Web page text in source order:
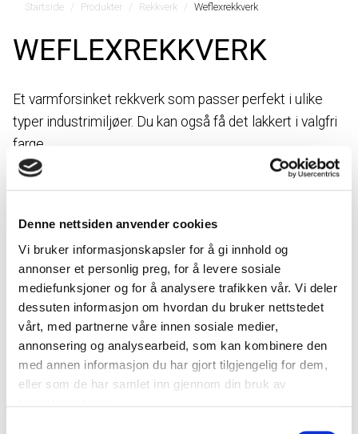
Denne nettsiden anvender cookies
Vi bruker informasjonskapsler for å gi innhold og
annonser et personlig preg, for å levere sosiale
mediefunksjoner og for å analysere trafikken vår. Vi deler
dessuten informasjon om hvordan du bruker nettstedet
vårt, med partnerne våre innen sosiale medier,
annonsering og analysearbeid, som kan kombinere den
med annen informasjon du har gjort tilgjengelig for dem,
eller som de har samlet inn gjennom din bruk av
Startside Produkter Rekkverk Weflexrekkverk
WEFLEXREKKVERK
Et varmforsinket rekkverk som passer perfekt i ulike
typer industrimiljøer. Du kan også få det lakkert i valgfri
farge.
Når du vil bygge opp rekkverket på
stedet
Weflex-rekkverket vårt passer perfekt for å gi en tydelig
avskjerming mellom ulike overflater eller nivåer, for eksempel
innen industrien. De løse delene skrus enkelt sammen ved
montering. Dette gjør løsningen svært fleksibel, særlig når ikke
alle mål er angitt og du ønsker å bygge rekkverket opp på stedet.
Forskjellen sammenlignet med universalrekkverket er at Weflex
danner et kontinuerlig, ubrutt rekkverk i den lengden og den
utførelsen du ønsker. Samtlige detaljer er alltid på lager, slik at du